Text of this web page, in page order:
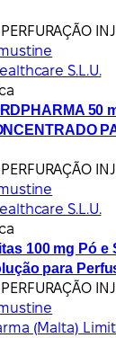
PERFURAÇÃO
S.L.U.
50
PERFURAÇÃO
S.L.U.
100 mg Pó e
para
PERFURAÇÃO
(Malta)